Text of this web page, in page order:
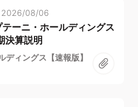
2026/08/06
テーニ・ホールディングス
決算説明
ィングス【速報版】